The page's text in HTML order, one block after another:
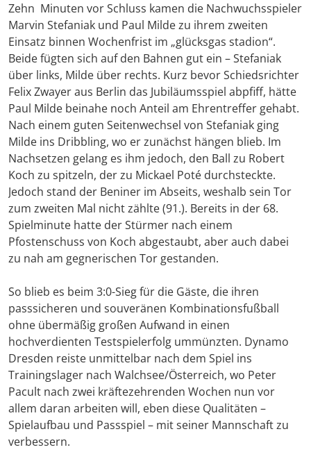
Zehn Minuten vor Schluss kamen die Nachwuchsspieler
Marvin Stefaniak und Paul Milde zu ihrem zweiten
Einsatz binnen Wochenfrist im „glücksgas stadion“.
Beide fügten sich auf den Bahnen gut ein – Stefaniak
über links, Milde über rechts. Kurz bevor Schiedsrichter
Felix Zwayer aus Berlin das Jubiläumsspiel abpfiff, hätte
Paul Milde beinahe noch Anteil am Ehrentreffer gehabt.
Nach einem guten Seitenwechsel von Stefaniak ging
Milde ins Dribbling, wo er zunächst hängen blieb. Im
Nachsetzen gelang es ihm jedoch, den Ball zu Robert
Koch zu spitzeln, der zu Mickael Poté durchsteckte.
Jedoch stand der Beniner im Abseits, weshalb sein Tor
zum zweiten Mal nicht zählte (91.). Bereits in der 68.
Spielminute hatte der Stürmer nach einem
Pfostenschuss von Koch abgestaubt, aber auch dabei
zu nah am gegnerischen Tor gestanden.
So blieb es beim 3:0-Sieg für die Gäste, die ihren
passsicheren und souveränen Kombinationsfußball
ohne übermäßig großen Aufwand in einen
hochverdienten Testspielerfolg ummünzten. Dynamo
Dresden reiste unmittelbar nach dem Spiel ins
Trainingslager nach Walchsee/Österreich, wo Peter
Pacult nach zwei kräftezehrenden Wochen nun vor
allem daran arbeiten will, eben diese Qualitäten –
Spielaufbau und Passspiel – mit seiner Mannschaft zu
verbessern.